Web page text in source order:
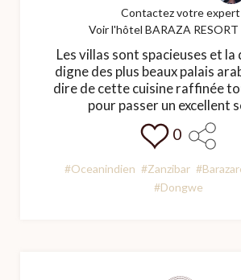
Contactez votre expert
Voir l'hôtel BARAZA RESORT
Les villas sont spacieuses et
digne des plus beaux palais
dire de cette cuisine raffinée
pour passer un excellent
0
#Oceanindien #Zanzibar
#Dongwe